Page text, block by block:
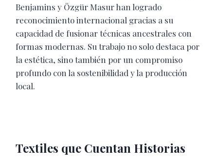
Benjamins y Özgür Masur han logrado
reconocimiento internacional gracias a su
capacidad de fusionar técnicas ancestrales con
formas modernas. Su trabajo no solo destaca por
la estética, sino también por un compromiso
profundo con la sostenibilidad y la producción
local.
Textiles que Cuentan Historias